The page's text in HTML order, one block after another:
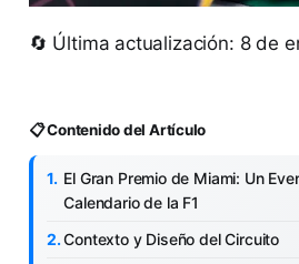
🔄 Última actualización: 8 de
📋 Contenido del Artículo
El Gran Premio de Miami: Un
Calendario de la F1
Contexto y Diseño del Circuito